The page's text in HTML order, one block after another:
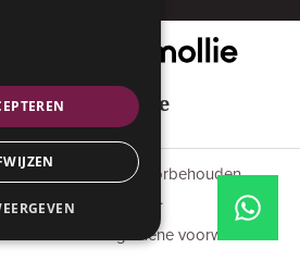
Geniet met mate
Alle rechten voorbehouden.
by
.
Algemene voorwaarden